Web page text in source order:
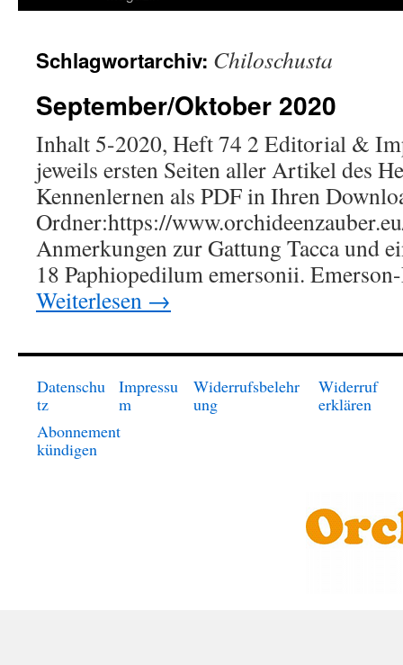
Schlagwortarchiv: Chiloschusta
September/Oktober 2020
Inhalt 5-2020, Heft 74 2 Editorial &
jeweils ersten Seiten aller Artikel des
Kennenlernen als PDF in Ihren
Ordner:https://
Anmerkungen zur Gattung Tacca und
18 Paphiopedilum emersonii.
Weiterlesen →
Datenschu
tz
Impressu
m
Widerrufsbelehr
ung
Widerruf
erklären
Abonnement
kündigen